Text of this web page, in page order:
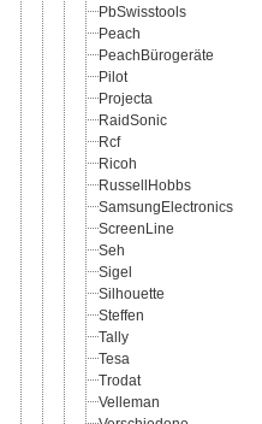
PbSwisstools
Peach
PeachBürogeräte
Pilot
Projecta
RaidSonic
Rcf
Ricoh
RussellHobbs
SamsungElectronics
ScreenLine
Seh
Sigel
Silhouette
Steffen
Tally
Tesa
Trodat
Velleman